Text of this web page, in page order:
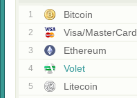
1 Bitcoin
2 Visa/MasterCard
3 Ethereum
4 Volet
5 Litecoin